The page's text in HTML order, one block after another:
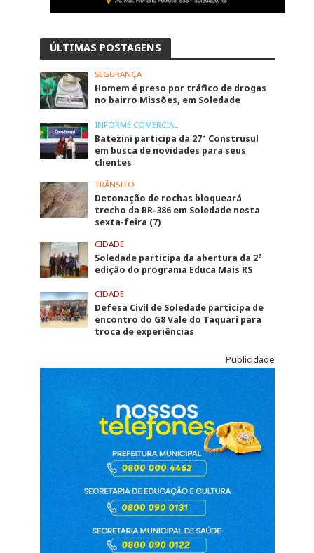
ÚLTIMAS POSTAGENS
SEGURANÇA
Homem é preso por tráfico de drogas
no bairro Missões, em Soledade
INFORME COMERCIAL
Batezini participa da 27ª Construsul
em busca de novidades para seus
clientes
TRÂNSITO
Detonação de rochas bloqueará
trecho da BR-386 em Soledade nesta
sexta-feira (7)
CIDADE
Soledade participa da abertura da 2ª
edição do programa Educa Mais RS
CIDADE
Defesa Civil de Soledade participa de
encontro do G8 Vale do Taquari para
troca de experiências
Publicidade